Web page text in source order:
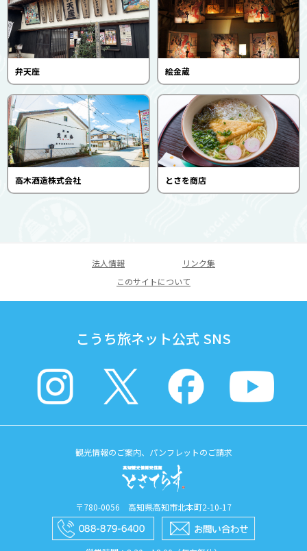
弁天座 絵金蔵
高木酒造株式会社 とさを商店
法人情報
リンク集
このサイトについて
こうち旅ネット公式 SNS
観光情報のご案内、パンフレットのご請求
〒780-0056 高知県高知市北本町2-10-17